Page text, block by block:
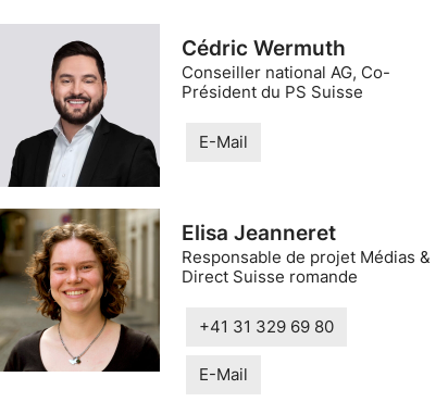
Cédric Wermuth
Conseiller national AG, Co-
Président du PS Suisse
E-Mail
Elisa Jeanneret
Responsable de projet Médias &
Direct Suisse romande
+41 31 329 69 80
E-Mail